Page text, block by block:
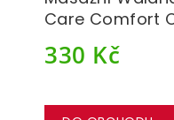
Care Comfort
330 Kč